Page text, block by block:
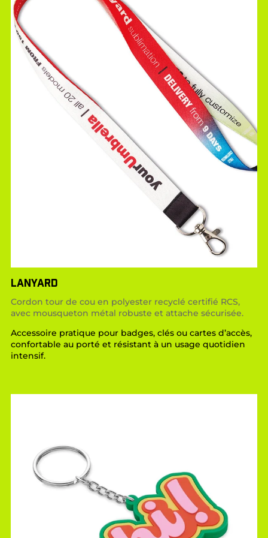
LANYARD
Cordon tour de cou en polyester recyclé certifié RCS,
avec mousqueton métal robuste et attache sécurisée.
Accessoire pratique pour badges, clés ou cartes d’accès,
confortable au porté et résistant à un usage quotidien
intensif.